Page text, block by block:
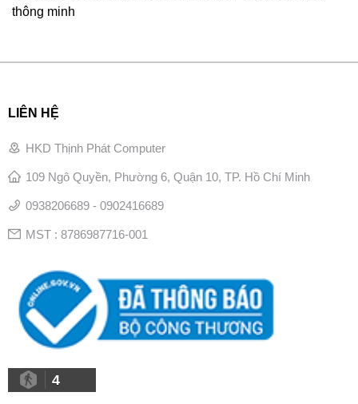
thông minh
LIÊN HỆ
HKD Thịnh Phát Computer
109 Ngô Quyền, Phường 6, Quận 10, TP. Hồ Chí Minh
0938206689 - 0902416689
MST : 8786987716-001
4